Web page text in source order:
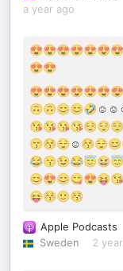
a year ago
😍😍
😝😚🙂😚
Apple Podcasts
Sweden
2